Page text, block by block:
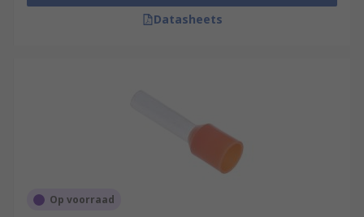
Datasheets
Op voorraad